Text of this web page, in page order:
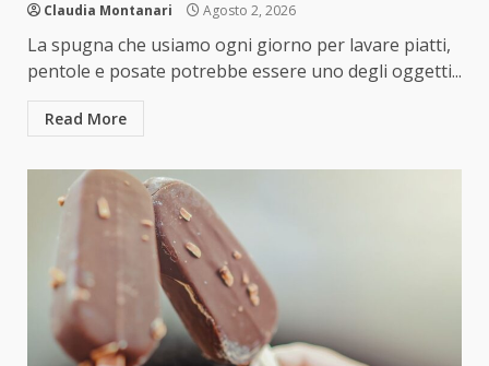
Claudia Montanari Agosto 2, 2026
La spugna che usiamo ogni giorno per lavare piatti,
pentole e posate potrebbe essere uno degli oggetti...
Read More